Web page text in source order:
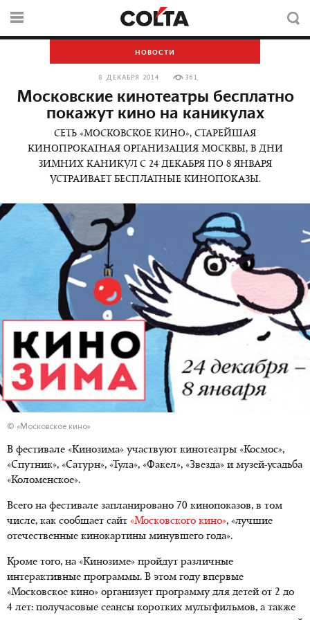
НОВОСТИ
8 ДЕКАБРЯ 2014 361
Московские кинотеатры бесплатно
покажут кино на каникулах
СЕТЬ «МОСКОВСКОЕ КИНО», СТАРЕЙШАЯ
КИНОПРОКАТНАЯ ОРГАНИЗАЦИЯ МОСКВЫ, В ДНИ
ЗИМНИХ КАНИКУЛ С 24 ДЕКАБРЯ ПО 8 ЯНВАРЯ
УСТРАИВАЕТ БЕСПЛАТНЫЕ КИНОПОКАЗЫ.
© «Московское кино»
В фестивале «Кинозима» участвуют кинотеатры «Космос»,
«Спутник», «Сатурн», «Тула», «Факел», «Звезда» и музей-усадьба
«Коломенское».
Всего на фестивале запланировано 70 кинопоказов, в том
числе, как сообщает сайт «Московского кино», «лучшие
отечественные кинокартины минувшего года».
Кроме того, на «Кинозиме» пройдут различные
интерактивные программы. В этом году впервые
«Московское кино» организует программу для детей от 2 до
4 лет: получасовые сеансы коротких мультфильмов, а также